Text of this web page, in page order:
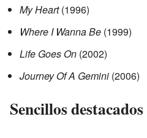
My Heart(1996)
Where I Wanna Be (1999)
Life Goes On (2002)
Journey Of A Gemini (2006)
Sencillos destacados